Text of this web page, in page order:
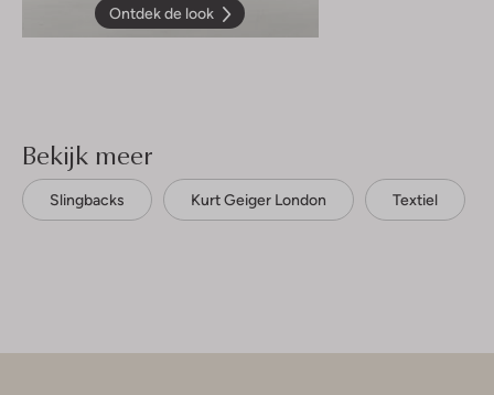
Ontdek de look
Bekijk meer
Slingbacks Kurt Geiger London Textiel